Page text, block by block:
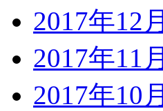
2017年12月
2017年11月
2017年10月